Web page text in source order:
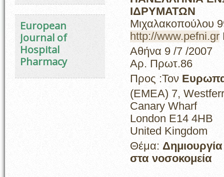
European
Journal of
Hospital
Pharmacy
ΙΔΡΥΜΑΤΩΝ
Μιχαλακοπούλου
http://www.pefni.gr
Αθήνα 9 /7 /2007
Αρ. Πρωτ.86
Προς :Τον
(ΕΜΕΑ) 7,
Canary Wharf
London E14 4HB
United Kingdom
Θέμα:
στα νοσοκομεία